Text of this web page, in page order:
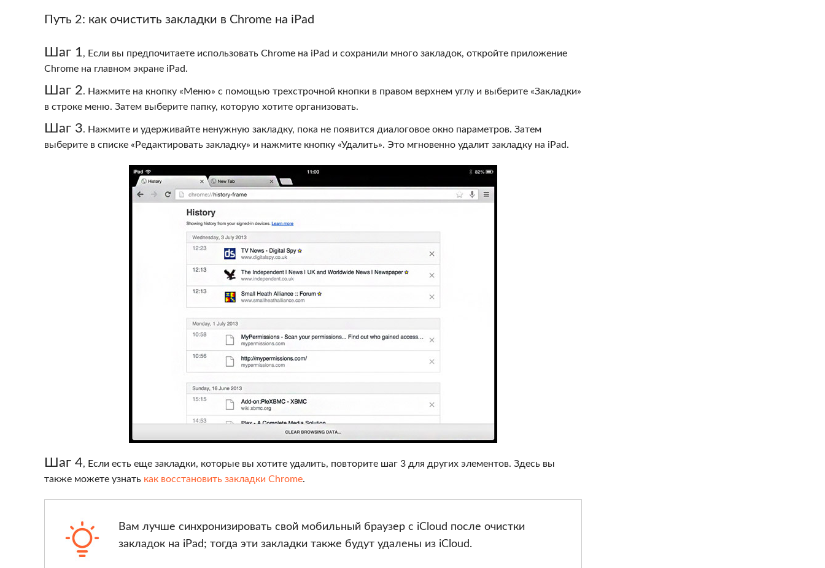
Путь 2: как очистить закладки в Chrome на iPad
Шаг 1, Если вы предпочитаете использовать Chrome на iPad и сохранили много закладок, откройте приложение
Chrome на главном экране iPad.
Шаг 2. Нажмите на кнопку «Меню» с помощью трехстрочной кнопки в правом верхнем углу и выберите «Закладки»
в строке меню. Затем выберите папку, которую хотите организовать.
Шаг 3. Нажмите и удерживайте ненужную закладку, пока не появится диалоговое окно параметров. Затем
выберите в списке «Редактировать закладку» и нажмите кнопку «Удалить». Это мгновенно удалит закладку на iPad.
Шаг 4, Если есть еще закладки, которые вы хотите удалить, повторите шаг 3 для других элементов. Здесь вы
также можете узнать как восстановить закладки Chrome.
Вам лучше синхронизировать свой мобильный браузер с iCloud после очистки
закладок на iPad; тогда эти закладки также будут удалены из iCloud.